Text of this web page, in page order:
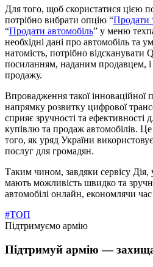
Для того, щоб скористатися цією
потрібно вибрати опцію “Продати
“Продати автомобіль” у меню
необхідні дані про автомобіль та
натомість, потрібно відсканувати
посиланням, наданим продавцем,
продажу.
Впровадження такої інноваційної
напрямку розвитку цифрової
сприяє зручності та ефективності
купівлю та продаж автомобілів.
того, як уряд України
послуг для громадян.
Таким чином, завдяки сервісу Дія,
мають можливість швидко та
автомобілі онлайн, економлячи час
#ТОП
Підтримуємо армію
Підтримуй армію —